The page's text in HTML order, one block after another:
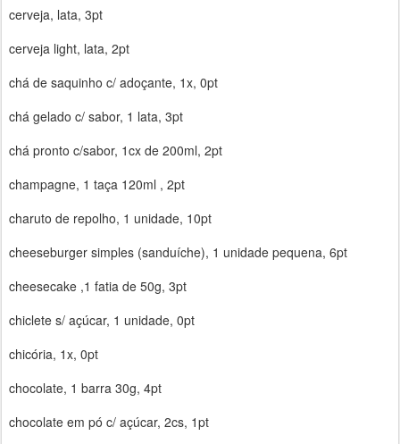
cerveja, lata, 3pt
cerveja light, lata, 2pt
chá de saquinho c/ adoçante, 1x, 0pt
chá gelado c/ sabor, 1 lata, 3pt
chá pronto c/sabor, 1cx de 200ml, 2pt
champagne, 1 taça 120ml , 2pt
charuto de repolho, 1 unidade, 10pt
cheeseburger simples (sanduíche), 1 unidade pequena, 6pt
cheesecake ,1 fatia de 50g, 3pt
chiclete s/ açúcar, 1 unidade, 0pt
chicória, 1x, 0pt
chocolate, 1 barra 30g, 4pt
chocolate em pó c/ açúcar, 2cs, 1pt